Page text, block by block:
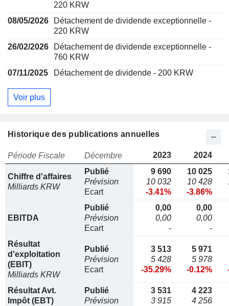
220 KRW
08/05/2026
Détachement de dividende exceptionnelle -
220 KRW
26/02/2026
Détachement de dividende exceptionnelle -
760 KRW
07/11/2025
Détachement de dividende - 200 KRW
Voir plus
Historique des publications annuelles
Période Fiscale Décembre 2023 2024
Chiffre d'affaires
Milliards KRW
Publié
Prévision
Ecart
9 690
10 032
-3.41%
10 025
10 428
-3.86%
EBITDA
Publié
Prévision
Ecart
0,00
0,00
-
0,00
0,00
-
Résultat
d'exploitation
(EBIT)
Milliards KRW
Publié
Prévision
Ecart
3 513
5 428
-35.29%
5 971
5 978
-0.12%
Résultat Avt.
Impôt (EBT)
Publié
Prévision
3 531
3 915
4 223
4 256